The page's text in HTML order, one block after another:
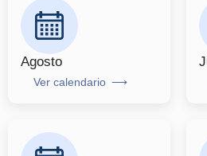
Agosto
Ver calendario